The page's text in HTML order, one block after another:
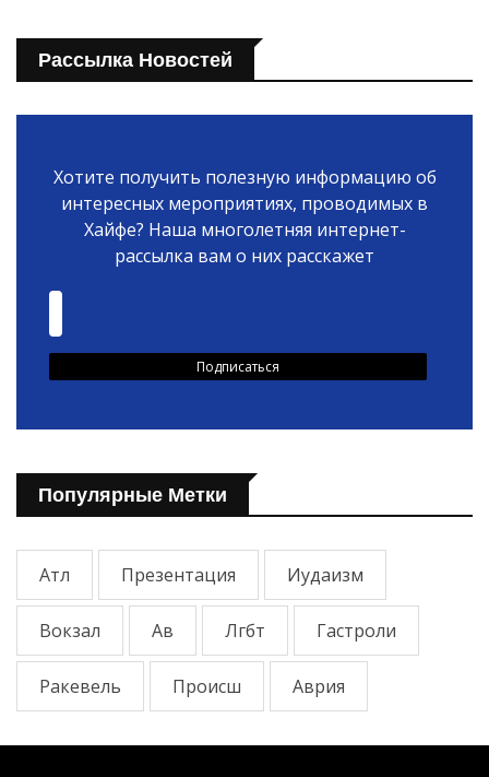
Рассылка Новостей
Хотите получить полезную информацию об
интересных мероприятиях, проводимых в
Хайфе? Наша многолетняя интернет-
рассылка вам о них расскажет
Популярные Метки
Атл Презентация Иудаизм
Вокзал Ав Лгбт Гастроли
Ракевель Происш Аврия